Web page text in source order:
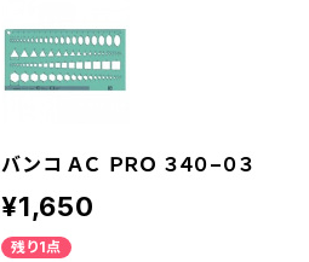
バンコ ＡＣ ＰＲＯ ３４０−０３
¥1,650
残り1点